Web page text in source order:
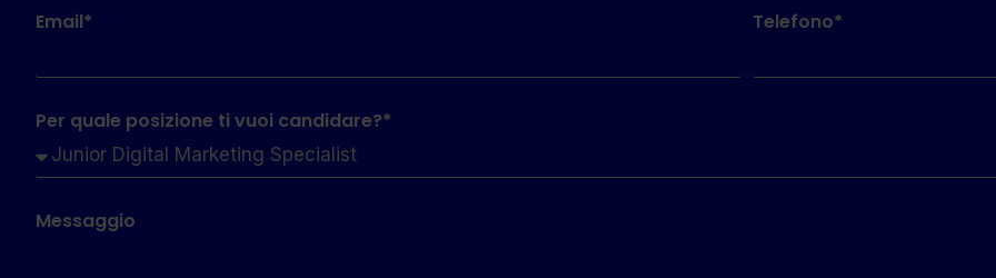
Email* Telefono*
Per quale posizione ti vuoi candidare?*
Messaggio